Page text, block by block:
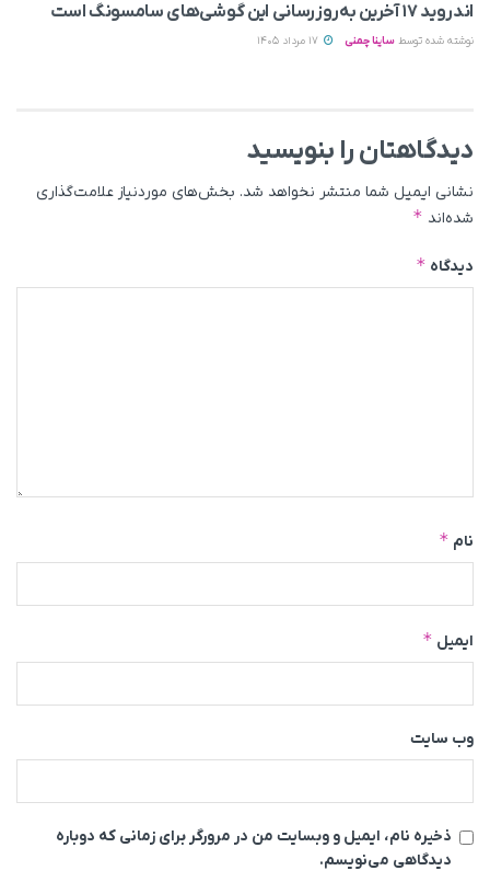
اندروید ۱۷ آخرین به‌روزرسانی این گوشی‌های سامسونگ است
نوشته شده توسط ساینا چمنی
دیدگاهتان را بنویسید
نشانی ایمیل شما منتشر نخواهد شد. بخش‌های موردنیاز علامت‌گذاری
شده‌اند *
دیدگاه *
نام *
ایمیل *
وب‌ سایت
ذخیره نام، ایمیل و وبسایت من در مرورگر برای زمانی که دوباره
دیدگاهی می‌نویسم.